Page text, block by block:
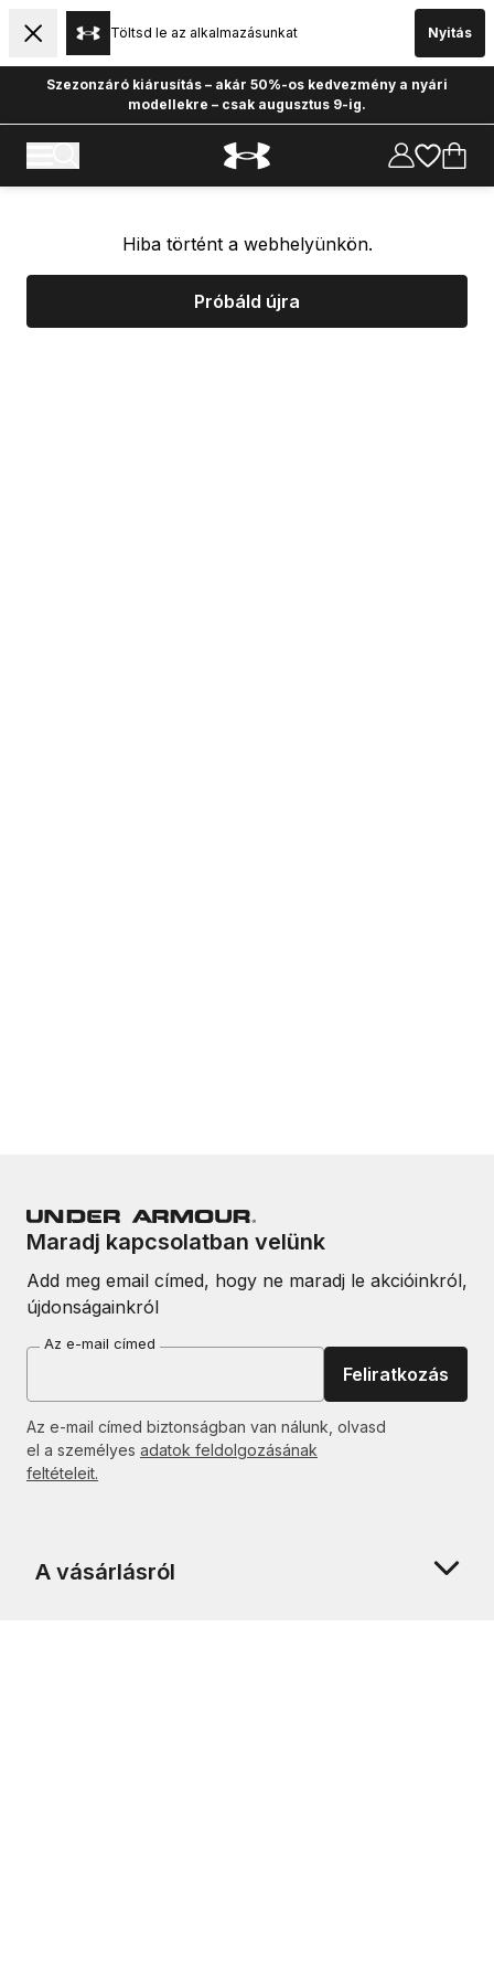
Töltsd le az alkalmazásunkat Nyitás
Szezonzáró kiárusítás – akár 50%-os kedvezmény a nyári
modellekre – csak augusztus 9-ig.
Hiba történt a webhelyünkön.
Próbáld újra
Maradj kapcsolatban velünk
Add meg email címed, hogy ne maradj le akcióinkról,
újdonságainkról
Az e-mail címed
Feliratkozás
Az e-mail címed biztonságban van nálunk, olvasd
el a személyes adatok feldolgozásának
feltételeit.
A vásárlásról